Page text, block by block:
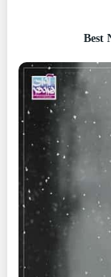
Best